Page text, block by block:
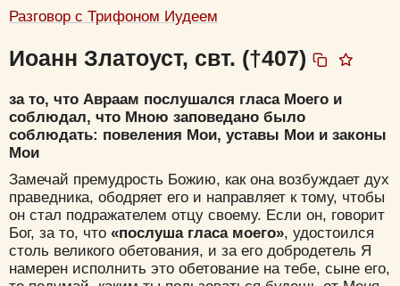
Разговор с Трифоном Иудеем
Иоанн Златоуст, свт. (†407)
за то, что Авраам послушался гласа Моего и
соблюдал, что Мною заповедано было
соблюдать: повеления Мои, уставы Мои и законы
Мои
Замечай премудрость Божию, как она возбуждает дух
праведника, ободряет его и направляет к тому, чтобы
он стал подражателем отцу своему. Если он, говорит
Бог, за то, что «послуша гласа моего», удостоился
столь великого обетования, и за его добродетель Я
намерен исполнить это обетование на тебе, сыне его,